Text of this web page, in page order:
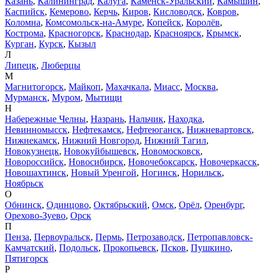
Каспийск, Кемерово, Керчь, Киров, Кисловодск, Ковров,
Коломна, Комсомольск-на-Амуре, Копейск, Королёв,
Кострома, Красногорск, Краснодар, Красноярск, Крымск,
Курган, Курск, Кызыл
Л
Липецк, Люберцы
М
Магнитогорск, Майкоп, Махачкала, Миасс, Москва,
Мурманск, Муром, Мытищи
Н
Набережные Челны, Назрань, Нальчик, Находка,
Невинномысск, Нефтекамск, Нефтеюганск, Нижневартовск,
Нижнекамск, Нижний Новгород, Нижний Тагил,
Новокузнецк, Новокуйбышевск, Новомосковск,
Новороссийск, Новосибирск, Новочебоксарск, Новочеркасск,
Новошахтинск, Новый Уренгой, Ногинск, Норильск,
Ноябрьск
О
Обнинск, Одинцово, Октябрьский, Омск, Орёл, Оренбург,
Орехово-Зуево, Орск
П
Пенза, Первоуральск, Пермь, Петрозаводск, Петропавловск-
Камчатский, Подольск, Прокопьевск, Псков, Пушкино,
Пятигорск
Р